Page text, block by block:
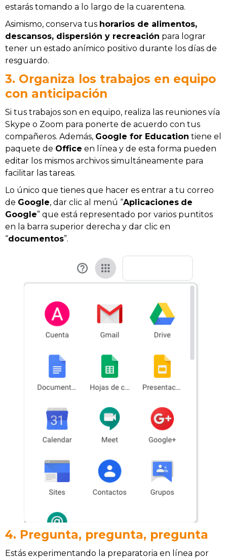
estarás tomando a lo largo de la cuarentena.
Asimismo, conserva tus horarios de alimentos,
descansos, dispersión y recreación para lograr
tener un estado anímico positivo durante los días de
resguardo.
3. Organiza los trabajos en equipo
con anticipación
Si tus trabajos son en equipo, realiza las reuniones vía
Skype o Zoom para ponerte de acuerdo con tus
compañeros. Además, Google for Education tiene el
paquete de Office en línea y de esta forma pueden
editar los mismos archivos simultáneamente para
facilitar las tareas.
Lo único que tienes que hacer es entrar a tu correo
de Google, dar clic al menú “Aplicaciones de
Google” que está representado por varios puntitos
en la barra superior derecha y dar clic en
“documentos”.
4. Pregunta, pregunta, pregunta
Estás experimentando la preparatoria en línea por